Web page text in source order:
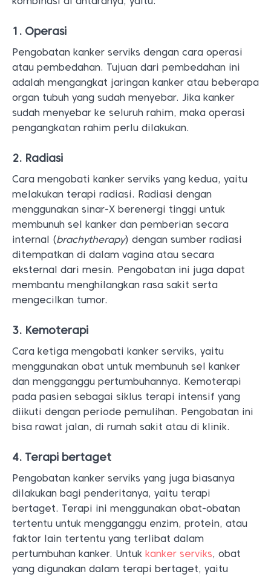
1. Operasi
Pengobatan kanker serviks dengan cara operasi
atau pembedahan. Tujuan dari pembedahan ini
adalah mengangkat jaringan kanker atau beberapa
organ tubuh yang sudah menyebar. Jika kanker
sudah menyebar ke seluruh rahim, maka operasi
pengangkatan rahim perlu dilakukan.
2. Radiasi
Cara mengobati kanker serviks yang kedua, yaitu
melakukan terapi radiasi. Radiasi dengan
menggunakan sinar-X berenergi tinggi untuk
membunuh sel kanker dan pemberian secara
internal (brachytherapy) dengan sumber radiasi
ditempatkan di dalam vagina atau secara
eksternal dari mesin. Pengobatan ini juga dapat
membantu menghilangkan rasa sakit serta
mengecilkan tumor.
3. Kemoterapi
Cara ketiga mengobati kanker serviks, yaitu
menggunakan obat untuk membunuh sel kanker
dan mengganggu pertumbuhannya. Kemoterapi
pada pasien sebagai siklus terapi intensif yang
diikuti dengan periode pemulihan. Pengobatan ini
bisa rawat jalan, di rumah sakit atau di klinik.
4. Terapi bertaget
Pengobatan kanker serviks yang juga biasanya
dilakukan bagi penderitanya, yaitu terapi
bertaget. Terapi ini menggunakan obat-obatan
tertentu untuk mengganggu enzim, protein, atau
faktor lain tertentu yang terlibat dalam
pertumbuhan kanker. Untuk kanker serviks, obat
yang digunakan dalam terapi bertaget, yaitu